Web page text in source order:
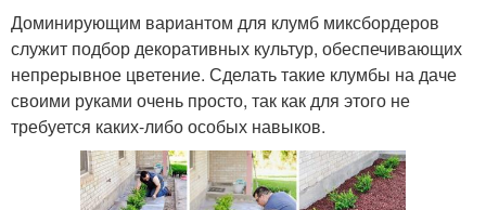
Доминирующим вариантом для клумб миксбордеров
служит подбор декоративных культур, обеспечивающих
непрерывное цветение. Сделать такие клумбы на даче
своими руками очень просто, так как для этого не
требуется каких-либо особых навыков.